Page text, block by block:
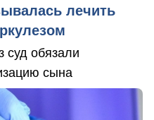
лечить
суд обязали
сына